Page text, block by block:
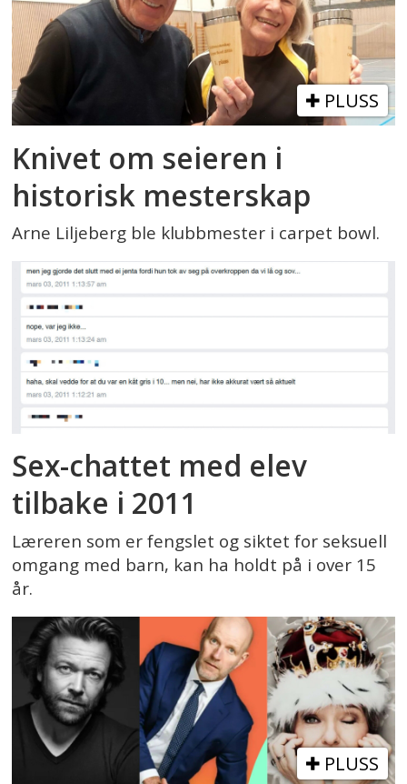
PLUSS
Knivet om seieren i
historisk mesterskap
Arne Liljeberg ble klubbmester i carpet bowl.
Sex-chattet med elev
tilbake i 2011
Læreren som er fengslet og siktet for seksuell
omgang med barn, kan ha holdt på i over 15
år.
PLUSS